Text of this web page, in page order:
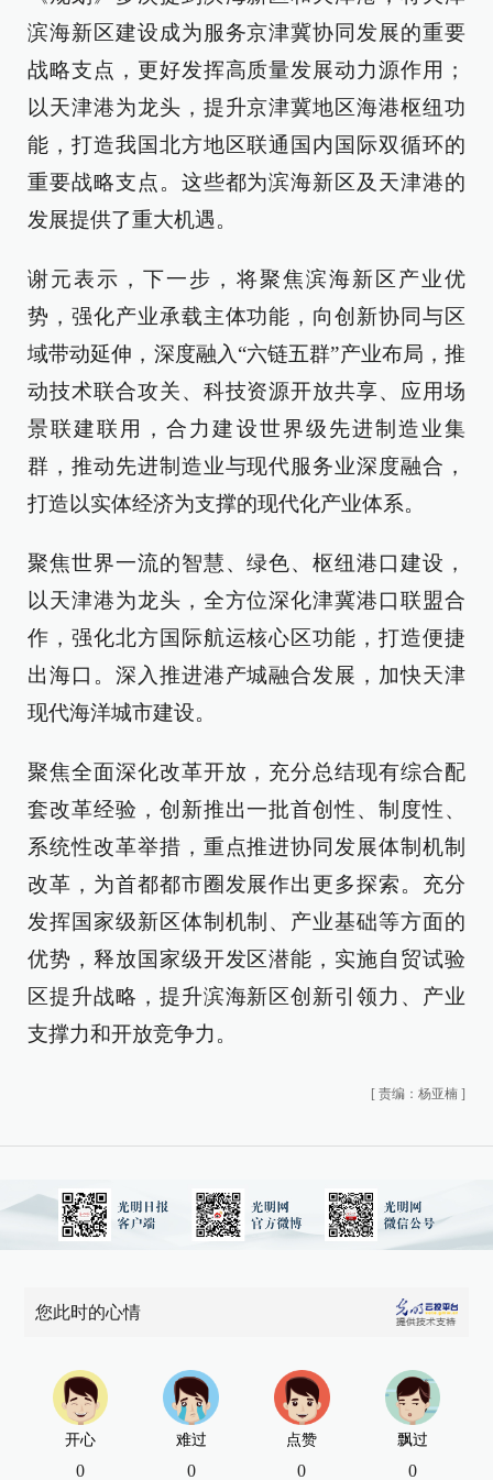
滨海新区建设成为服务京津冀协同发展的重要
战略支点，更好发挥高质量发展动力源作用；
以天津港为龙头，提升京津冀地区海港枢纽功
能，打造我国北方地区联通国内国际双循环的
重要战略支点。这些都为滨海新区及天津港的
发展提供了重大机遇。
谢元表示，下一步，将聚焦滨海新区产业优
势，强化产业承载主体功能，向创新协同与区
域带动延伸，深度融入“六链五群”产业布局，推
动技术联合攻关、科技资源开放共享、应用场
景联建联用，合力建设世界级先进制造业集
群，推动先进制造业与现代服务业深度融合，
打造以实体经济为支撑的现代化产业体系。
聚焦世界一流的智慧、绿色、枢纽港口建设，
以天津港为龙头，全方位深化津冀港口联盟合
作，强化北方国际航运核心区功能，打造便捷
出海口。深入推进港产城融合发展，加快天津
现代海洋城市建设。
聚焦全面深化改革开放，充分总结现有综合配
套改革经验，创新推出一批首创性、制度性、
系统性改革举措，重点推进协同发展体制机制
改革，为首都都市圈发展作出更多探索。充分
发挥国家级新区体制机制、产业基础等方面的
优势，释放国家级开发区潜能，实施自贸试验
区提升战略，提升滨海新区创新引领力、产业
支撑力和开放竞争力。
[ 责编：杨亚楠 ]
您此时的心情
开心
0
难过
0
点赞
0
飘过
0